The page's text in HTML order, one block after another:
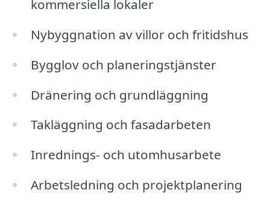
kommersiella lokaler
Nybyggnation av villor och fritidshus
Bygglov och planeringstjänster
Dränering och grundläggning
Takläggning och fasadarbeten
Inrednings- och utomhusarbete
Arbetsledning och projektplanering